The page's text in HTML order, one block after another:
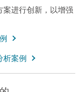
案进行创新，以增强
析案例